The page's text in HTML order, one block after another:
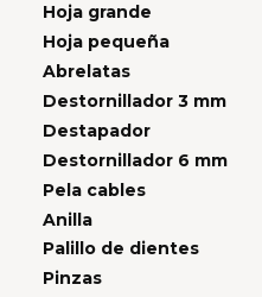
Hoja grande
Hoja pequeña
Abrelatas
Destornillador 3 mm
Destapador
Destornillador 6 mm
Pela cables
Anilla
Palillo de dientes
Pinzas